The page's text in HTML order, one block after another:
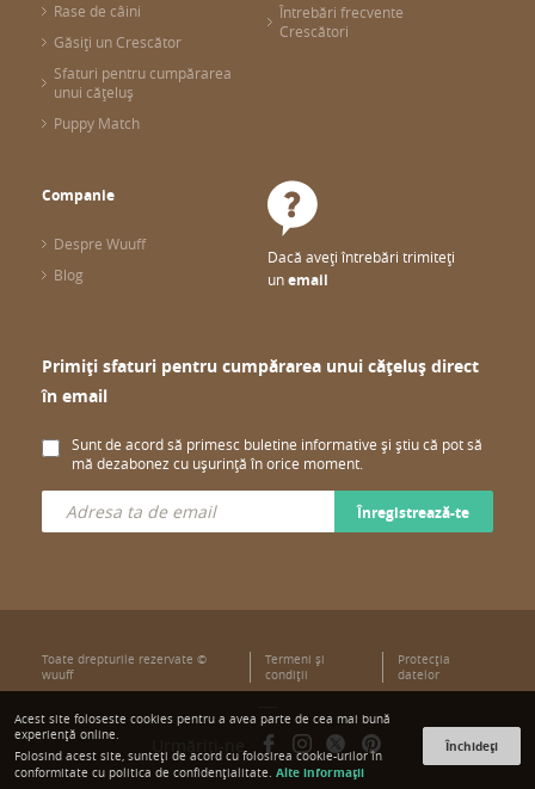
Rase de câini
Găsiți un Crescător
Sfaturi pentru cumpărarea
unui cățeluș
Puppy Match
Întrebări frecvente
Crescători
Companie
Despre Wuuff
Blog
Dacă aveți întrebări trimiteți
unemail
Primiți sfaturi pentru cumpărarea unui cățeluș direct
în email
Sunt de acord să primesc buletine informative și știu că pot să
mă dezabonez cu ușurință în orice moment.
Înregistrează-te
Toate drepturile rezervate ©
wuuff
Termeni şi
condiţii
Protecţia
datelor
Urmăriți-ne
Acest site foloseste cookies pentru a avea parte de cea mai bună
experiență online.
Folosind acest site, sunteți de acord cu folosirea cookie-urilor în
conformitate cu politica de confidențialitate. Alte informații
Închideți